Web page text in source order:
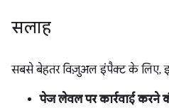
सलाह
सबसे बेहतर विज़ुअल इंपैक्ट के लिए,
पेज लेवल पर कार्रवाई करने